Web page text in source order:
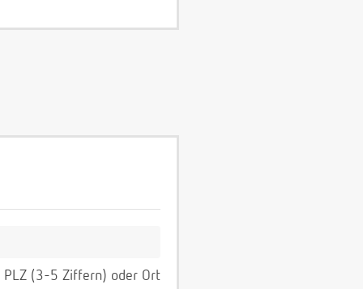
PLZ (3-5 Ziffern) oder Ort